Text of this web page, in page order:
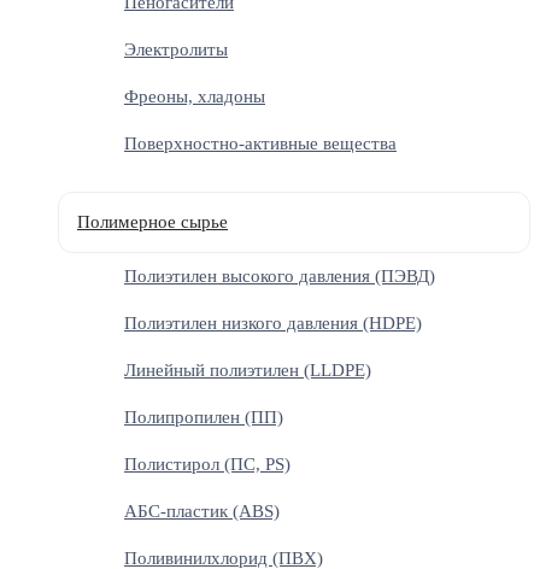
Электролиты
Фреоны, хладоны
Поверхностно-активные вещества
Полимерное сырье
Полиэтилен высокого давления (ПЭВД)
Полиэтилен низкого давления (HDPE)
Линейный полиэтилен (LLDPE)
Полипропилен (ПП)
Полистирол (ПС, PS)
АБС-пластик (ABS)
Поливинилхлорид (ПВХ)